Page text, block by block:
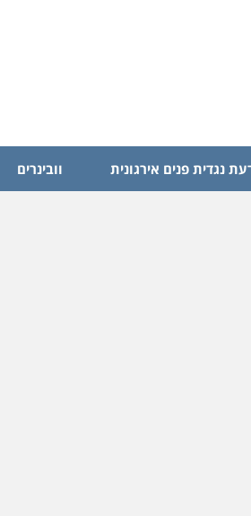
נגדית פנים אירגונית וובינרים